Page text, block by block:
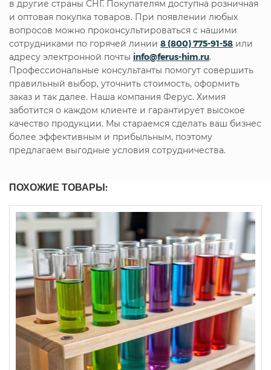
в другие страны СНГ. Покупателям доступна розничная
и оптовая покупка товаров. При появлении любых
вопросов можно проконсультироваться с нашими
сотрудниками по горячей линии 8 (800) 775-91-58 или
адресу электронной почты info@ferus-him.ru.
Профессиональные консультанты помогут совершить
правильный выбор, уточнить стоимость, оформить
заказ и так далее. Наша компания Ферус. Химия
заботится о каждом клиенте и гарантирует высокое
качество продукции. Мы стараемся сделать ваш бизнес
более эффективным и прибыльным, поэтому
предлагаем выгодные условия сотрудничества.
ПОХОЖИЕ ТОВАРЫ: